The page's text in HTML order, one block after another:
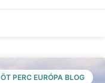
ÖT PERC EURÓPA BLOG